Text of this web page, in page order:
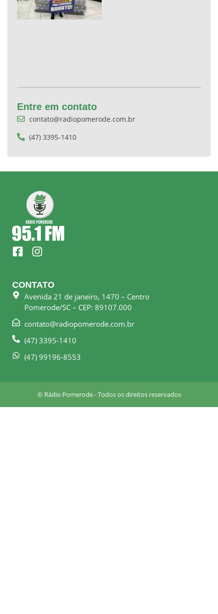
Entre em contato
contato@radiopomerode.com.br
(47) 3395-1410
F
a
e
b
o
k
s
q
a
I
n
t
a
g
r
a
m
CONTATO
Avenida 21 de janeiro, 1470 – Centro
Pomerode/SC – CEP: 89107.000
contato@radiopomerode.com.br
(47) 3395-1410
(47) 99196-8553
© Rádio Pomerode - Todos os direitos reservados